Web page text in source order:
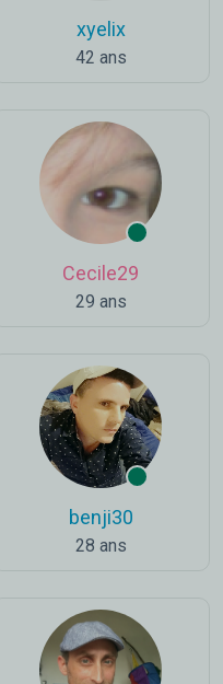
xyelix
42 ans
Cecile29
29 ans
benji30
28 ans